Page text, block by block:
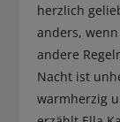
herzlich
anders,
andere
Nacht ist
warmherzig